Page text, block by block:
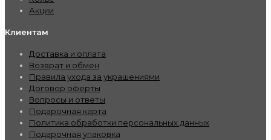
Акции
Клиентам
Доставка и оплата
Возврат и обмен
Правила ухода за украшениями
Договор оферты
Вопросы и ответы
Подарочная карта
Политика обработки персональных данных
Подарочная упаковка